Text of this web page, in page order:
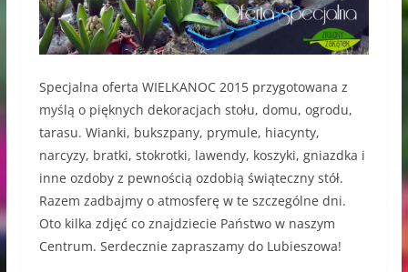
Specjalna oferta WIELKANOC 2015 przygotowana z
myślą o pięknych dekoracjach stołu, domu, ogrodu,
tarasu. Wianki, bukszpany, prymule, hiacynty,
narcyzy, bratki, stokrotki, lawendy, koszyki, gniazdka i
inne ozdoby z pewnością ozdobią świąteczny stół.
Razem zadbajmy o atmosferę w te szczególne dni.
Oto kilka zdjęć co znajdziecie Państwo w naszym
Centrum. Serdecznie zapraszamy do Lubieszowa!